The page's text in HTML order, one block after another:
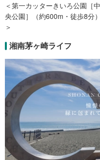
＜第一カッターきいろ公園［中
央公園］（約600m・徒歩8分）
＞
湘南茅ヶ崎ライフ